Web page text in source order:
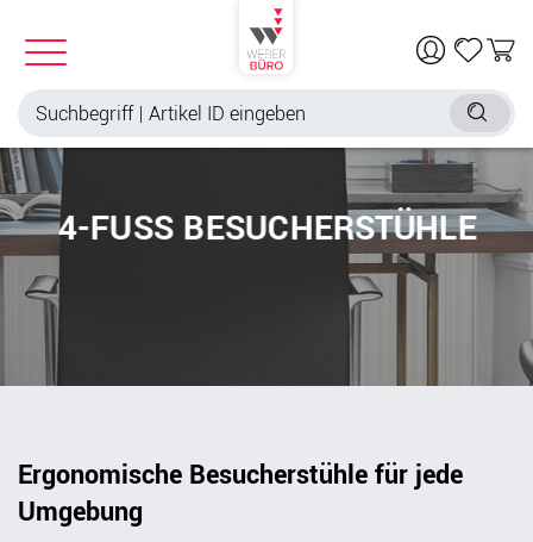
4-FUSS BESUCHERSTÜHLE
Ergonomische Besucherstühle für jede
Umgebung